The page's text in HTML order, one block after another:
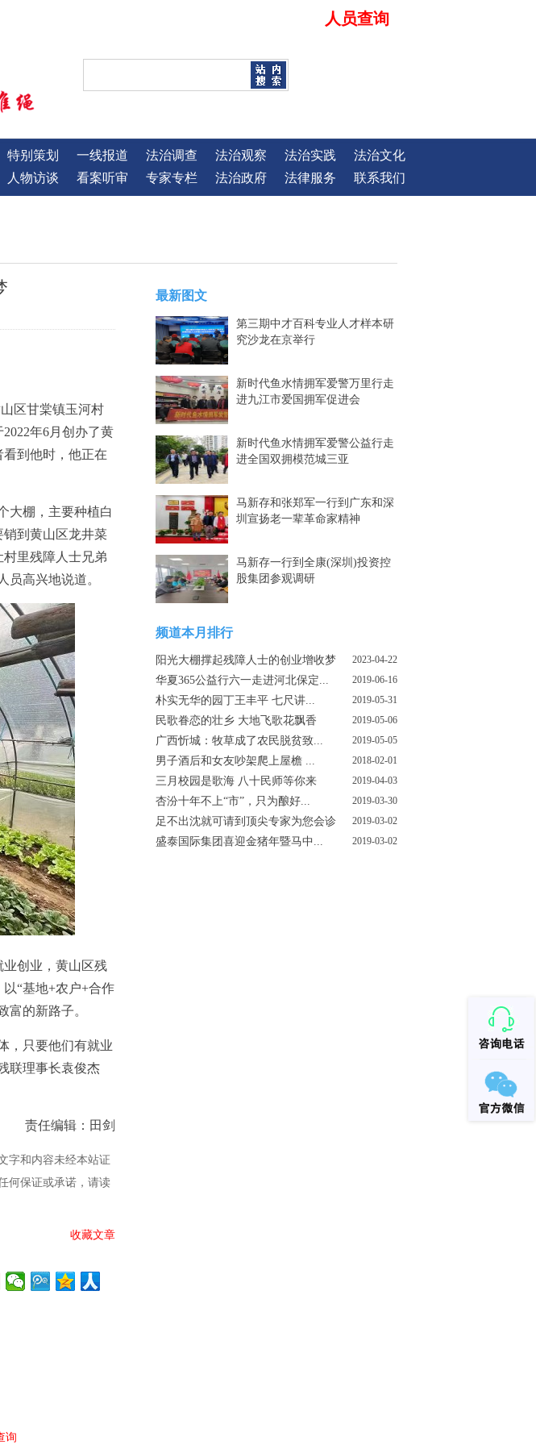
人员查询
特别策划 一线报道 法治调查 法治观察 法治实践
法治文化
人物访谈 看案听审 专家专栏 法治政府 法律服务 联系我们
区甘棠镇玉河村
年6月创办了黄
到他时，他正在
大棚，主要种植白
到黄山区龙井菜
里残障人士兄弟
员高兴地说道。
创业，黄山区残
“基地+农户+合作
富的新路子。
，只要他们有就业
联理事长袁俊杰
责任编辑：田剑
字和内容未经本站证
何保证或承诺，请读
收藏文章
最新图文
第三期中才百科专业人才样本研
究沙龙在京举行
新时代鱼水情拥军爱警万里行走
进九江市爱国拥军促进会
新时代鱼水情拥军爱警公益行走
进全国双拥模范城三亚
马新存和张郑军一行到广东和深
圳宣扬老一辈革命家精神
马新存一行到全康(深圳)投资控
股集团参观调研
频道本月排行
2023-04-22
阳光大棚撑起残障人士的创业增收梦
2019-06-16
华夏365公益行六一走进河北保定...
2019-05-31
朴实无华的园丁王丰平 七尺讲...
2019-05-06
民歌眷恋的壮乡 大地飞歌花飘香
2019-05-05
广西忻城：牧草成了农民脱贫致...
2018-02-01
男子酒后和女友吵架爬上屋檐 ...
2019-04-03
三月校园是歌海 八十民师等你来
2019-03-30
杏汾十年不上“市”，只为酿好...
2019-03-02
足不出沈就可请到顶尖专家为您会诊
2019-03-02
盛泰国际集团喜迎金猪年暨马中...
询